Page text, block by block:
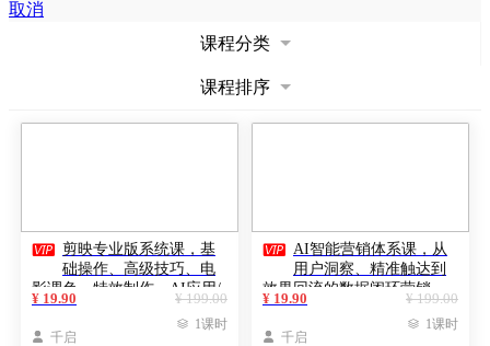
取消
课程分类
课程排序
 剪映专业版系统课，基
础操作、高级技巧、电
影调色、特效制作、AI应用/
等等，掌握专业级技能
¥ 199.00
¥ 19.90
 千启
 1课时
 AI智能营销体系课，从
用户洞察、精准触达到
效果回流的数据闭环营销，
提升整体营销效率与转化率
¥ 199.00
¥ 19.90
 千启
 1课时